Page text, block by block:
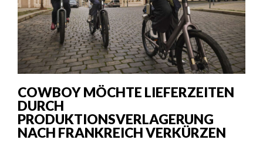
COWBOY MÖCHTE LIEFERZEITEN
DURCH
PRODUKTIONSVERLAGERUNG
NACH FRANKREICH VERKÜRZEN